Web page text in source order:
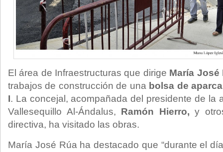
El área de Infraestructuras que dirige María José
trabajos de construcción de una bolsa de
I. La concejal, acompañada del presidente de la
Vallesequillo Al-Ándalus, Ramón Hierro, y
directiva, ha visitado las obras.
María José Rúa ha destacado que “durante el